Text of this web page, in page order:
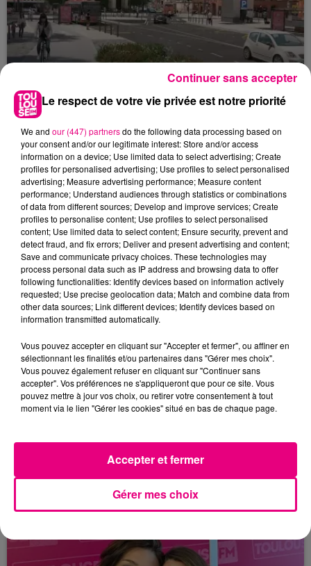
22 juillet 2026
Toulouse : circulation perturbée dans le
secteur François Verdier...
reporté au premier semestre 2027
Le respect de votre vie privée est notre priorité
We and our (447) partnersdo the following data processing based on
your consent and/or our legitimate interest: Store and/or access
information on a device; Use limited data to select advertising; Create
profiles for personalised advertising; Use profiles to select personalised
advertising; Measure advertising performance; Measure content
performance; Understand audiences through statistics or combinations
of data from different sources; Develop and improve services; Create
profiles to personalise content; Use profiles to select personalised
content; Use limited data to select content; Ensure security, prevent and
detect fraud, and fix errors; Deliver and present advertising and content;
Save and communicate privacy choices. These technologies may
process personal data such as IP address and browsing data to offer
following functionalities: Identify devices based on information actively
requested; Use precise geolocation data; Match and combine data from
other data sources; Link different devices; Identify devices based on
information transmitted automatically.
Vous pouvez accepter en cliquant sur "Accepter et fermer", ou affiner en
sélectionnant les finalités et/ou partenaires dans "Gérer mes choix".
Vous pouvez également refuser en cliquant sur "Continuer sans
accepter". Vos préférences ne s'appliqueront que pour ce site. Vous
pouvez mettre à jour vos choix, ou retirer votre consentement à tout
moment via le lien "Gérer les cookies" situé en bas de chaque page.
Gérer mes choix
Accepter et fermer
Continuer sans accepter